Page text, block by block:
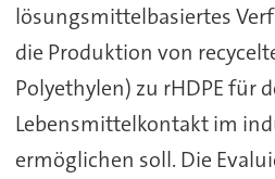
lösungsmittelbasiertes
die Produktion von
Polyethylen) zu rHDPE für
Lebensmittelkontakt im
ermöglichen soll. Die